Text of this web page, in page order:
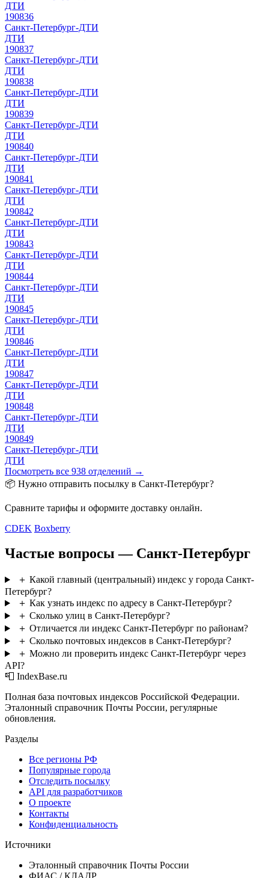
ДТИ
190836
Санкт-Петербург-ДТИ
ДТИ
190837
Санкт-Петербург-ДТИ
ДТИ
190838
Санкт-Петербург-ДТИ
ДТИ
190839
Санкт-Петербург-ДТИ
ДТИ
190840
Санкт-Петербург-ДТИ
ДТИ
190841
Санкт-Петербург-ДТИ
ДТИ
190842
Санкт-Петербург-ДТИ
ДТИ
190843
Санкт-Петербург-ДТИ
ДТИ
190844
Санкт-Петербург-ДТИ
ДТИ
190845
Санкт-Петербург-ДТИ
ДТИ
190846
Санкт-Петербург-ДТИ
ДТИ
190847
Санкт-Петербург-ДТИ
ДТИ
190848
Санкт-Петербург-ДТИ
ДТИ
190849
Санкт-Петербург-ДТИ
ДТИ
Посмотреть все 938 отделений →
📦 Нужно отправить посылку в Санкт-Петербург?
Сравните тарифы и оформите доставку онлайн.
CDEK Boxberry
Частые вопросы — Санкт-Петербург
＋ Какой главный (центральный) индекс у города Санкт-
Петербург?
＋ Как узнать индекс по адресу в Санкт-Петербург?
＋ Сколько улиц в Санкт-Петербург?
＋ Отличается ли индекс Санкт-Петербург по районам?
＋ Сколько почтовых индексов в Санкт-Петербург?
＋ Можно ли проверить индекс Санкт-Петербург через
API?
📮 IndexBase.ru
Полная база почтовых индексов Российской Федерации.
Эталонный справочник Почты России, регулярные
обновления.
Разделы
Все регионы РФ
Популярные города
Отследить посылку
API для разработчиков
О проекте
Контакты
Конфиденциальность
Источники
Эталонный справочник Почты России